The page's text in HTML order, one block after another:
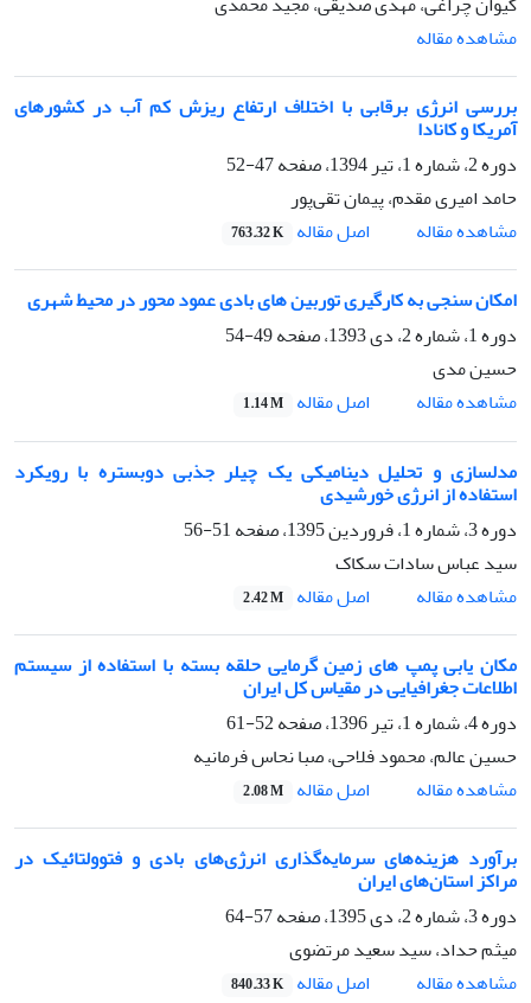
مشاهده مقاله
بررسی انرژی برقابی با اختلاف ارتفاع ریزش کم آب در کشورهای
آمریکا و کانادا
دوره 2، شماره 1، تیر 1394، صفحه
47-52
حامد امیری مقدم، پیمان تقی‌پور
مشاهده مقاله
اصل مقاله 763.32 K
امکان سنجی به کارگیری توربین های بادی عمود محور در محیط شهری
دوره 1، شماره 2، دی 1393، صفحه
49-54
حسین مدی
مشاهده مقاله
اصل مقاله 1.14 M
مدلسازی و تحلیل دینامیکی یک چیلر جذبی دوبستره با رویکرد
استفاده از انرژی خورشیدی
دوره 3، شماره 1، فروردین 1395، صفحه
51-56
سید عباس سادات سکاک
مشاهده مقاله
اصل مقاله 2.42 M
مکان یابی پمپ های زمین گرمایی حلقه بسته با استفاده از سیستم
اطلاعات جغرافیایی در مقیاس کل ایران
دوره 4، شماره 1، تیر 1396، صفحه
52-61
حسین عالم، محمود فلاحی، صبا نحاس فرمانیه
مشاهده مقاله
اصل مقاله 2.08 M
برآورد هزینه‌های سرمایه‌گذاری انرژی‌های بادی و فتوولتائیک در
مراکز استان‌های ایران
دوره 3، شماره 2، دی 1395، صفحه
57-64
میثم حداد، سید سعید مرتضوی
مشاهده مقاله
اصل مقاله 840.33 K